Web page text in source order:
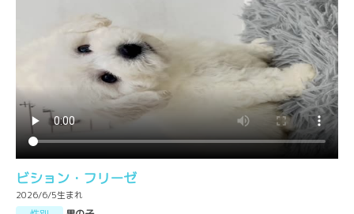
ビション・フリーゼ
2026/6/5生まれ